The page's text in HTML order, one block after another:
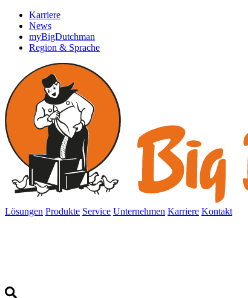
Karriere
News
myBigDutchman
Region & Sprache
Lösungen Produkte Service Unternehmen Karriere Kontakt